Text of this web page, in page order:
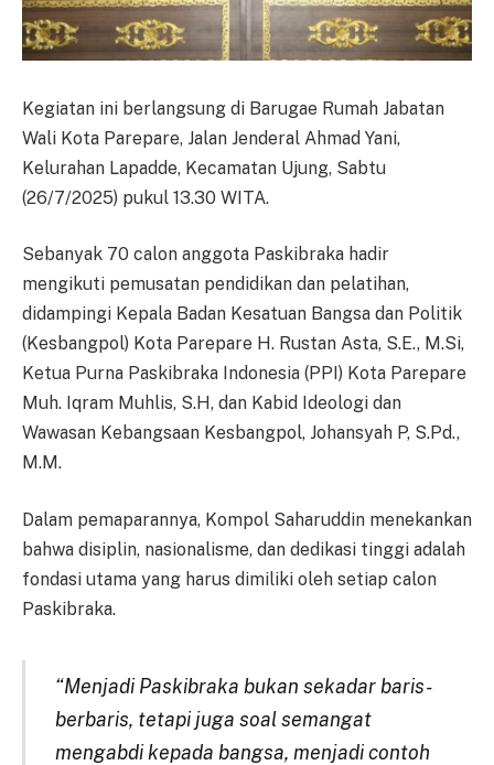
Kegiatan ini berlangsung di Barugae Rumah Jabatan
Wali Kota Parepare, Jalan Jenderal Ahmad Yani,
Kelurahan Lapadde, Kecamatan Ujung, Sabtu
(26/7/2025) pukul 13.30 WITA.
Sebanyak 70 calon anggota Paskibraka hadir
mengikuti pemusatan pendidikan dan pelatihan,
didampingi Kepala Badan Kesatuan Bangsa dan Politik
(Kesbangpol) Kota Parepare H. Rustan Asta, S.E., M.Si,
Ketua Purna Paskibraka Indonesia (PPI) Kota Parepare
Muh. Iqram Muhlis, S.H, dan Kabid Ideologi dan
Wawasan Kebangsaan Kesbangpol, Johansyah P, S.Pd.,
M.M.
Dalam pemaparannya, Kompol Saharuddin menekankan
bahwa disiplin, nasionalisme, dan dedikasi tinggi adalah
fondasi utama yang harus dimiliki oleh setiap calon
Paskibraka.
“Menjadi Paskibraka bukan sekadar baris-
berbaris, tetapi juga soal semangat
mengabdi kepada bangsa, menjadi contoh